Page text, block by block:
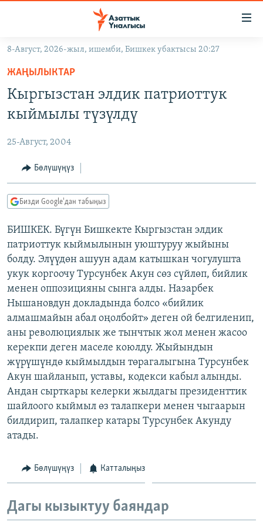
Навигацияга
өтүңүз
Издөөгө
салыңызКЫРГЫЗСТАН
ЭКОНОМИКА
МАДАНИЯТ
ДҮЙНӨ
БОРБОР АЗИЯ
АТАЙЫН ИЛИКТӨӨ
ТВ ПРОГРАММАЛАР
ЭКСПЕРТТЕР ТАЛДАЙТ
БИЗ ЖАНА ДҮЙНӨ
ДАНИСТЕ
ЭЖЕ-СИҢДИЛЕР
ЫҢГАЙСЫЗ СУРООЛОР
ӨЗГӨЧӨ ПИКИР
Русский
ОНЛАЙН ШЕРИНЕ
ЭЕ/АРнун бардык сайттары
8-Август, 2026-жыл, ишемби, Бишкек убактысы 20:27
ЖАҢЫЛЫКТАР
Кыргызстан элдик патриоттук
кыймылы түзүлдү
25-Август, 2004
Бөлүшүңүз
Бизди Google'дан табыңыз
БИШКЕК. Бүгүн Бишкекте Кыргызстан элдик
патриоттук кыймылынын уюштуруу жыйыны
болду. Элүүдөн ашуун адам катышкан чогулушта
укук коргоочу Турсунбек Акун сөз сүйлөп, бийлик
менен оппозицияны сынга алды. Назарбек
Нышановдун докладында болсо «бийлик
алмашмайын абал оңолбойт» деген ой белгиленип,
аны революциялык же тынчтык жол менен жасоо
керекпи деген маселе коюлду. Жыйындын
жүрүшүндө кыймылдын төрагалыгына Турсунбек
Акун шайланып, уставы, кодекси кабыл алынды.
Андан сырткары келерки жылдагы президенттик
шайлоого кыймыл өз талапкери менен чыгаарын
билдирип, талапкер катары Турсунбек Акунду
атады.
Бөлүшүңүз Катталыңыз
Дагы кызыктуу баяндар